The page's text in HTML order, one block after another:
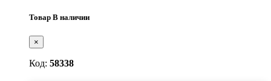
Товар В наличии
×
Код: 58338